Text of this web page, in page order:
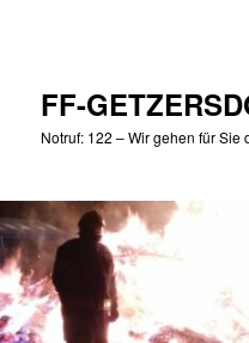
FF-
Notruf: 122 – Wir gehen für Sie